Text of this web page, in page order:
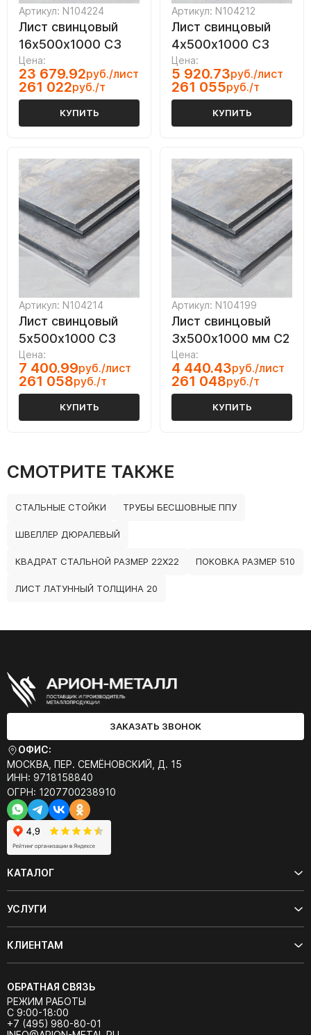
Артикул: N104224
Лист свинцовый
16х500х1000 С3
Цена:
23 679.92руб./лист
261 022руб./т
КУПИТЬ
Артикул: N104212
Лист свинцовый
4х500х1000 С3
Цена:
5 920.73руб./лист
261 055руб./т
КУПИТЬ
Артикул: N104214
Лист свинцовый
5х500х1000 С3
Цена:
7 400.99руб./лист
261 058руб./т
КУПИТЬ
Артикул: N104199
Лист свинцовый
3х500х1000 мм С2
Цена:
4 440.43руб./лист
261 048руб./т
КУПИТЬ
СМОТРИТЕ ТАКЖЕ
СТАЛЬНЫЕ СТОЙКИ ТРУБЫ БЕСШОВНЫЕ ППУ
ШВЕЛЛЕР ДЮРАЛЕВЫЙ
КВАДРАТ СТАЛЬНОЙ РАЗМЕР 22Х22 ПОКОВКА РАЗМЕР 510
ЛИСТ ЛАТУННЫЙ ТОЛЩИНА 20
ЗАКАЗАТЬ ЗВОНОК
ОФИС:
МОСКВА, ПЕР. СЕМЁНОВСКИЙ, Д. 15
ИНН: 9718158840
ОГРН: 1207700238910
КАТАЛОГ
УСЛУГИ
КЛИЕНТАМ
ОБРАТНАЯ СВЯЗЬ
РЕЖИМ РАБОТЫ
С 9:00-18:00
+7 (495) 980-80-01